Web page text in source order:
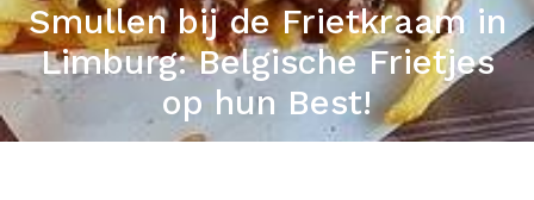
Smullen bij de Frietkraam in
Limburg: Belgische Frietjes
op hun Best!